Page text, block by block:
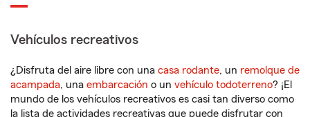
Vehículos recreativos
¿Disfruta del aire libre con una casa rodante, un remolque de
acampada, una embarcación o un vehículo todoterreno? ¡El
mundo de los vehículos recreativos es casi tan diverso como
la lista de actividades recreativas que puede disfrutar con